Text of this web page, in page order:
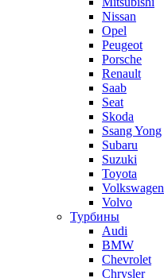
Nissan
Opel
Peugeot
Porsche
Renault
Saab
Seat
Skoda
Ssang Yong
Subaru
Suzuki
Toyota
Volkswagen
Volvo
Турбины
Audi
BMW
Chevrolet
Chrysler